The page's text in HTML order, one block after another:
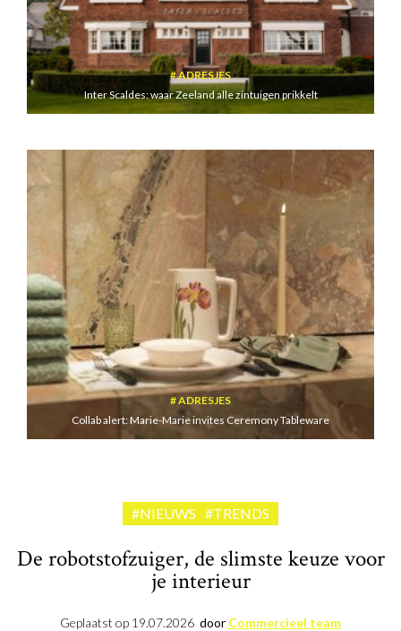
ADRESJES
Inter Scaldes: waar Zeeland alle zintuigen prikkelt
ADRESJES
Collab alert: Marie-Marie invites Ceremony Tableware
#NIEUWS #TRENDS
De robotstofzuiger, de slimste keuze voor
je interieur
Geplaatst op 19.07.2026 door Commercieel team